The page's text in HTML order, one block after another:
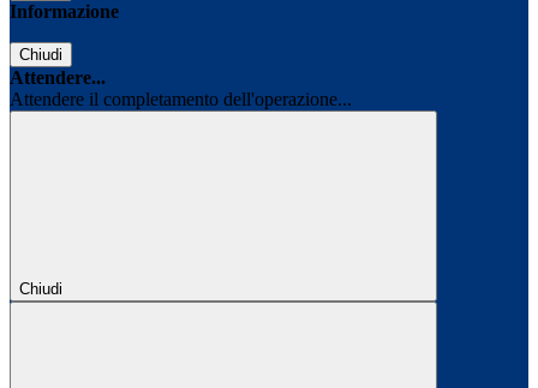
Informazione
Chiudi
Attendere...
Attendere il completamento dell'operazione...
Chiudi